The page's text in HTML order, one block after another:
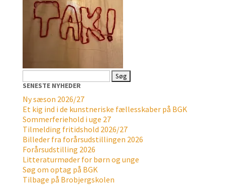
efter:
SENESTE NYHEDER
Ny sæson 2026/27
Et kig ind i de kunstneriske fællesskaber på BGK
Sommerferiehold i uge 27
Tilmelding fritidshold 2026/27
Billeder fra forårsudstillingen 2026
Forårsudstilling 2026
Litteraturmøder for børn og unge
Søg om optag på BGK
Tilbage på Brobjergskolen